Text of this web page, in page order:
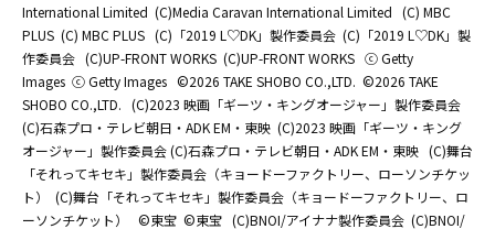
International Limited (C)Media Caravan International Limited (C) MBC
PLUS (C) MBC PLUS (C)「2019 L♡DK」製作委員会 (C)「2019 L♡DK」製
作委員会 (C)UP-FRONT WORKS (C)UP-FRONT WORKS ⓒ Getty
Images ⓒ Getty Images ©2026 TAKE SHOBO CO.,LTD. ©2026 TAKE
SHOBO CO.,LTD. (C)2023 映画「ギーツ・キングオージャー」製作委員会
(C)石森プロ・テレビ朝日・ADK EM・東映 (C)2023 映画「ギーツ・キング
オージャー」製作委員会 (C)石森プロ・テレビ朝日・ADK EM・東映 (C)舞台
「それってキセキ」製作委員会（キョードーファクトリー、ローソンチケッ
ト）
(C)舞台「それってキセキ」製作委員会（キョードーファクトリー、ロ
ーソンチケット）
©東宝 ©東宝 (C)BNOI/アイナナ製作委員会 (C)BNOI/